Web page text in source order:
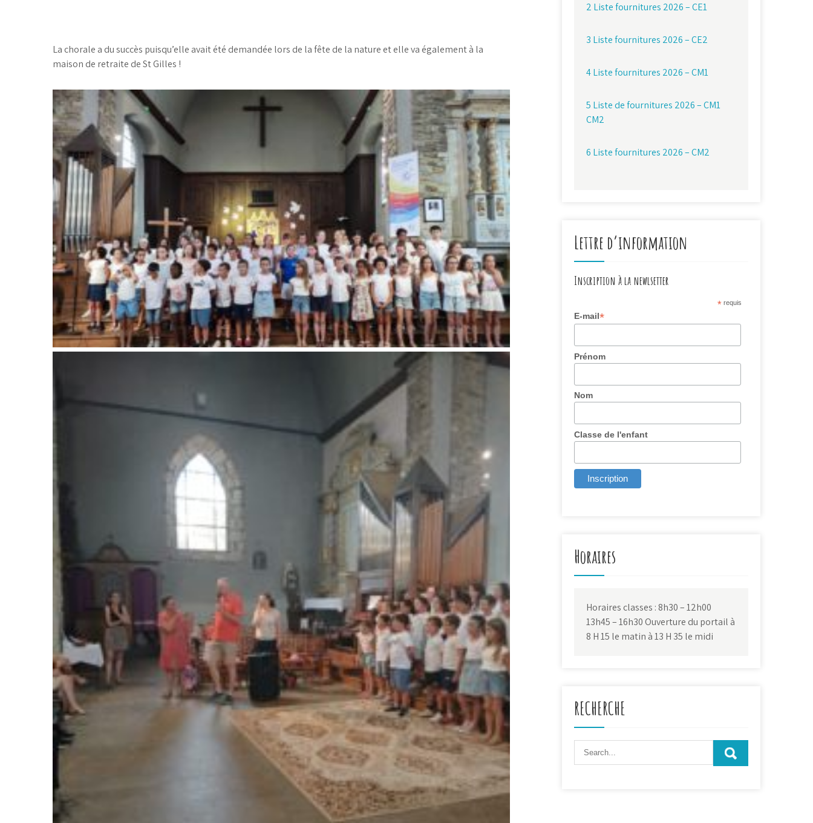
La chorale a du succès puisqu’elle avait été demandée lors de la fête de la nature et elle va également à la
maison de retraite de St Gilles !
2 Liste fournitures 2026 – CE1
3 Liste fournitures 2026 – CE2
4 Liste fournitures 2026 – CM1
5 Liste de fournitures 2026 – CM1
CM2
6 Liste fournitures 2026 – CM2
Lettre d’information
Inscription à la newlsetter
*requis
E-mail*
Prénom
Nom
Classe de l'enfant
Horaires
Horaires classes : 8h30 – 12h00
13h45 – 16h30 Ouverture du portail à
8 H 15 le matin à 13 H 35 le midi
RECHERCHE